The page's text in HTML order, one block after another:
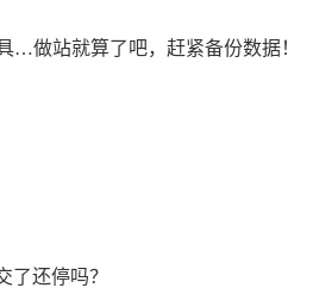
…做站就算了吧，赶紧备份数据！
了还停吗？